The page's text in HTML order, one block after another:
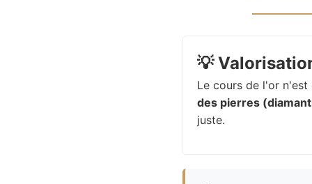
💡
Le cours de l'or
des pierres
juste.